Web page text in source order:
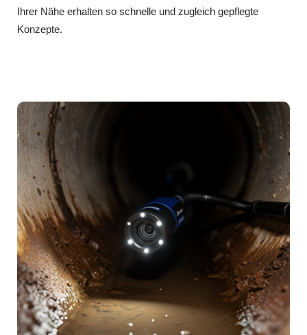
Ihrer Nähe erhalten so schnelle und zugleich gepflegte
Konzepte.